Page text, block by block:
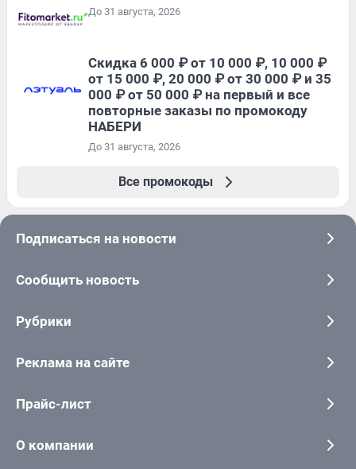
До 31 августа, 2026
Скидка 6 000 ₽ от 10 000 ₽, 10 000 ₽
от 15 000 ₽, 20 000 ₽ от 30 000 ₽ и 35
000 ₽ от 50 000 ₽ на первый и все
повторные заказы по промокоду
НАБЕРИ
До 31 августа, 2026
Все промокоды
Подписаться на новости
Сообщить новость
Рубрики
Реклама на сайте
Прайс-лист
О компании